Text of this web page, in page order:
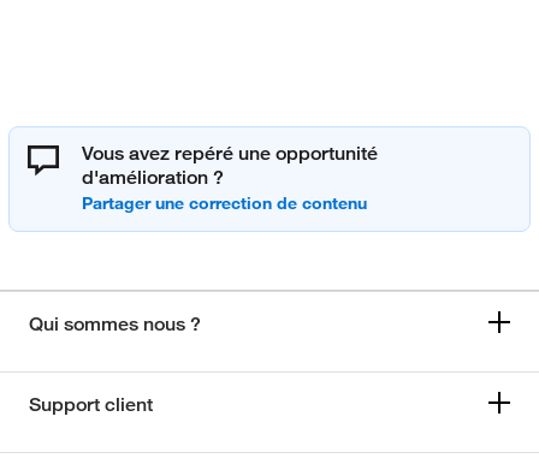
Vous avez repéré une opportunité
d'amélioration ?
Qui sommes nous ?
Support client